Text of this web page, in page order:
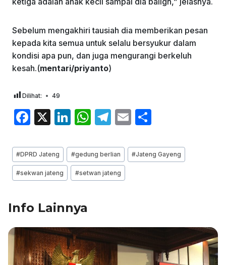
Sebelum mengakhiri tausiah dia memberikan pesan
kepada kita semua untuk selalu bersyukur dalam
kondisi apa pun, dan juga mengurangi berkeluh
kesah.(mentari/priyanto)
Dilihat: 49
F
c
e
b
o
k
X
Li
k
e
dI
W
at
s
A
T
e
gr
a
E
ai
l
ar
e
Post
Tags:
#DPRD Jateng #gedung berlian #Jateng Gayeng
#sekwan jateng #setwan jateng
Info Lainnya